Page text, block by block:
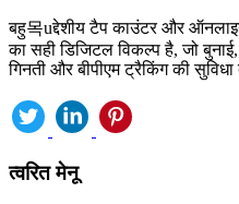
बहु목uद्देशीय टैप काउंटर और
का सही डिजिटल विकल्प है, जो
गिनती और बीपीएम ट्रैकिंग की सुविधा
त्वरित मेनू